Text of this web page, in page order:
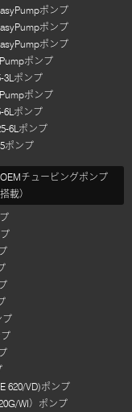
ポンプ
ポンプ
ポンプ
ポンプ
3Lポンプ
ポンプ
6Lポンプ
6Lポンプ
ポンプ
チュービングポンプ
載）
プ
620/VD)ポンプ
WI）ポンプ